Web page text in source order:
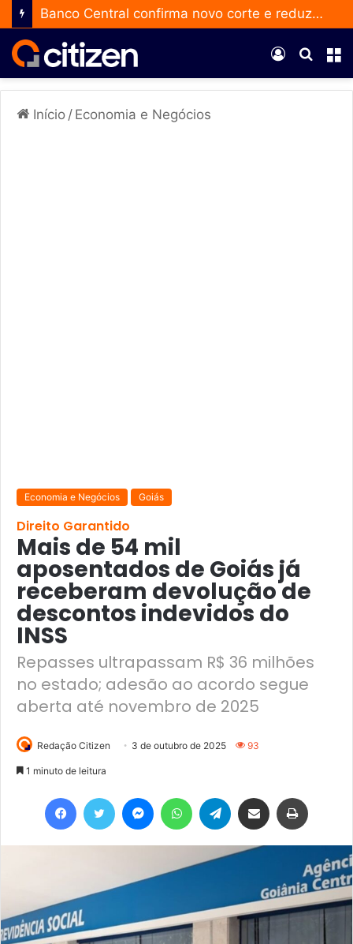
Banco Central confirma novo corte e reduz a taxa Selic para 14% ao ano
por
Entrar
Início / Economia e Negócios
Economia e Negócios Goiás
Direito Garantido
Mais de 54 mil
aposentados de Goiás já
receberam devolução de
descontos indevidos do
INSS
Repasses ultrapassam R$ 36 milhões
no estado; adesão ao acordo segue
aberta até novembro de 2025
Redação Citizen 3 de outubro de 2025 93
1 minuto de leitura